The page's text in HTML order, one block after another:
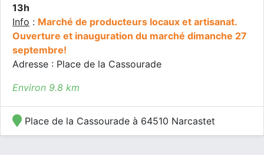
13h
Info : Marché de producteurs locaux et artisanat.
Ouverture et inauguration du marché dimanche 27
septembre!
Adresse : Place de la Cassourade
Environ 9.8 km
Place de la Cassourade à 64510 Narcastet